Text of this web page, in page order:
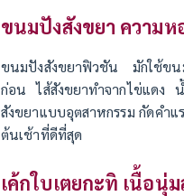
ขนมปังสังขยา ความห
ขนมปังสังขยาฟิวชัน มักใช้ขน
ก่อน ไส้สังขยาทำจากไข่แดง
สังขยาแบบอุตสาหกรรม กัดคำ
ต้นเช้าที่ดีที่สุด
เค้กใบเตยกะทิ เนื้อนุ่